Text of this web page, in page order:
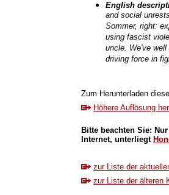
English
and social
Sommer, right:
using fascist
uncle. We've
driving force in
Zum Herunterladen
Höhere Auflösung
Bitte beachten Sie:
Internet, unterliegt
zur Liste der
zur Liste der älteren